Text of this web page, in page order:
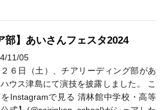
部】あいさんフェスタ2024
11/05
２６日（土）、チアリーディング部があ
ウス津島にて演技を披露しました。 こ
Instagramで見る 清林館中学校・高等